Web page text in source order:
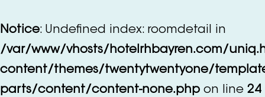
al
contenido
Notice: Undefined index: roomdetail in
/var/www/vhosts/hotelrhbayren.com/
content/themes/twentytwentyone/
parts/content/content-none.php on line 24